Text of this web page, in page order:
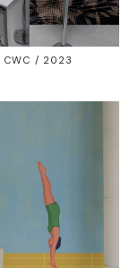
CWC / 2023